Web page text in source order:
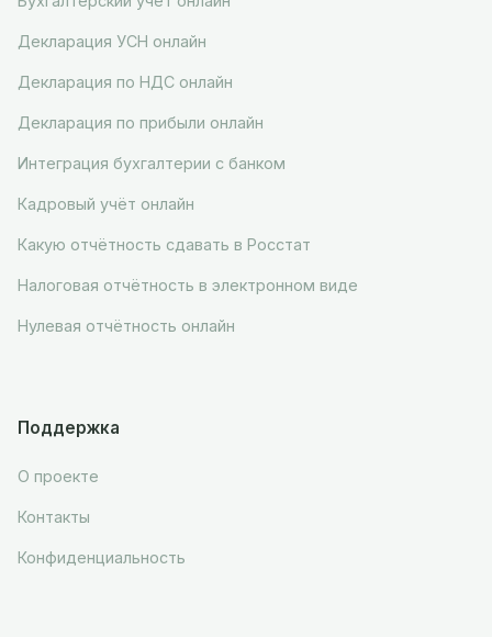
Декларация УСН онлайн
Декларация по НДС онлайн
Декларация по прибыли онлайн
Интеграция бухгалтерии с банком
Кадровый учёт онлайн
Какую отчётность сдавать в Росстат
Налоговая отчётность в электронном виде
Нулевая отчётность онлайн
Поддержка
О проекте
Контакты
Конфиденциальность